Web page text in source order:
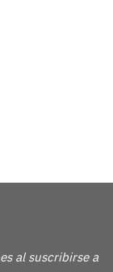
al suscribirse a